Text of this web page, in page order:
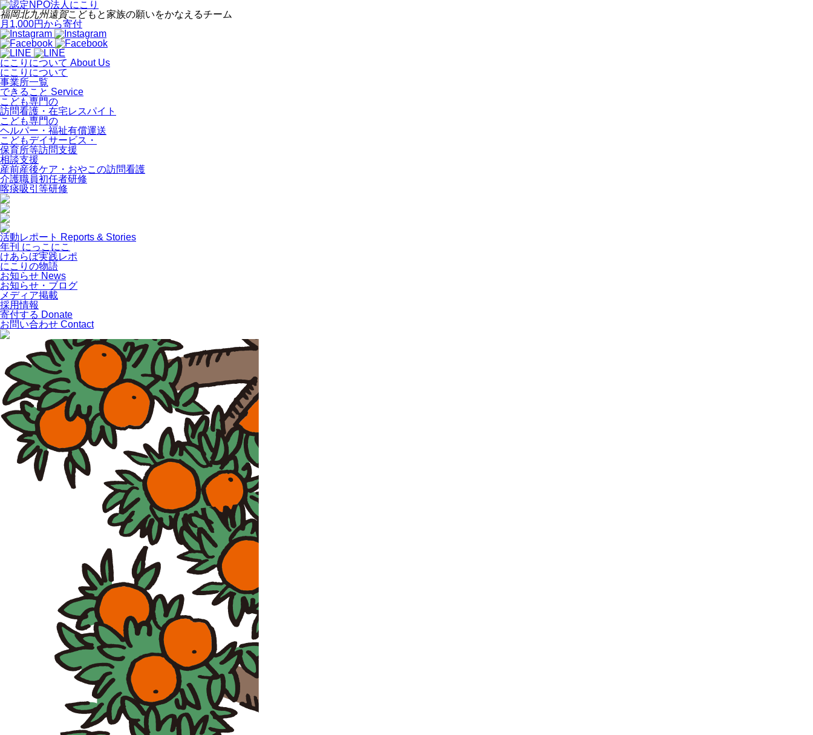
福岡北九州遠賀こどもと家族の願いをかなえるチーム
月1,000円から寄付
にこりについて About Us
にこりについて
事業所一覧
できること Service
こども専門の
訪問看護・在宅レスパイト
こども専門の
ヘルパー・福祉有償運送
こどもデイサービス・
保育所等訪問支援
相談支援
産前産後ケア・おやこの訪問看護
介護職員初任者研修
喀痰吸引等研修
活動レポート Reports & Stories
年刊 にっこにこ
けあらぼ実践レポ
にこりの物語
お知らせ News
お知らせ・ブログ
メディア掲載
採用情報
寄付する Donate
お問い合わせ Contact